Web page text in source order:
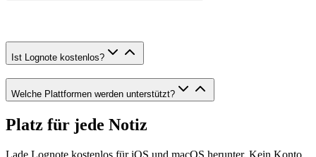
Ist Lognote kostenlos?
Welche Plattformen werden unterstützt?
Platz für jede Notiz
Lade Lognote kostenlos für iOS und macOS herunter. Kein Konto